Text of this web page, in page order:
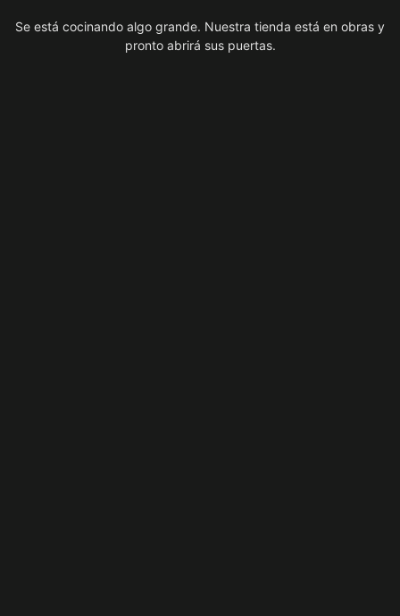
Se está cocinando algo grande. Nuestra tienda está en obras y
pronto abrirá sus puertas.